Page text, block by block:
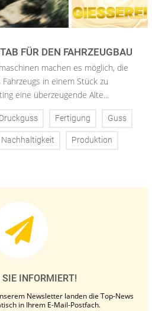
FÜR DEN FAHRZEUGBAU
machen es möglich, die
in einem Stück zu
eine überzeugende Alte...
Druckguss Fertigung Guss
Nachhaltigkeit Produktion
SIE INFORMIERT!
Newsletter landen die Top-News
in Ihrem E-Mail-Postfach.